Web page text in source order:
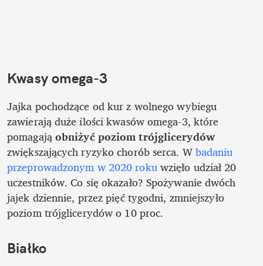
Kwasy omega-3
Jajka pochodzące od kur z wolnego wybiegu
zawierają duże ilości kwasów omega-3, które
pomagają
obniżyć poziom trójglicerydów
zwiększających ryzyko chorób serca. W badaniu
przeprowadzonym w 2020 roku wzięło udział 20
uczestników. Co się okazało? Spożywanie dwóch
jajek dziennie, przez pięć tygodni, zmniejszyło
poziom trójglicerydów o 10 proc.
Białko